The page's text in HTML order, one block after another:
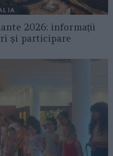
2026: informații
și participare